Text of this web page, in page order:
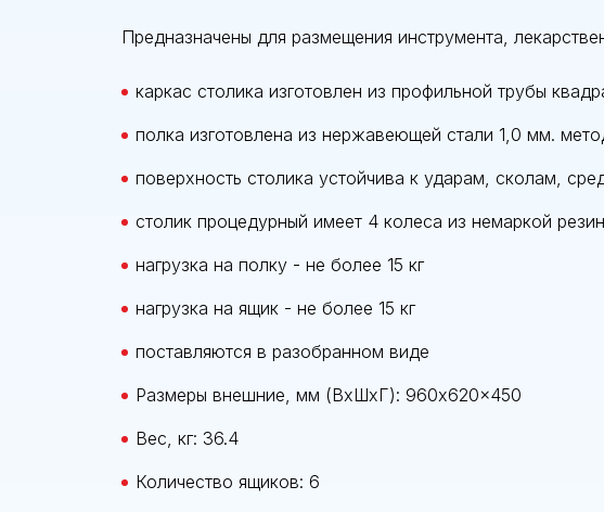
Предназначены для размещения инструмента,
каркас столика изготовлен из профильной трубы
полка изготовлена из нержавеющей стали 1,0 мм.
поверхность столика устойчива к ударам, сколам,
столик процедурный имеет 4 колеса из немаркой
нагрузка на полку - не более 15 кг
нагрузка на ящик - не более 15 кг
поставляются в разобранном виде
Размеры внешние, мм (ВхШхГ): 960x620x450
Вес, кг: 36.4
Количество ящиков: 6